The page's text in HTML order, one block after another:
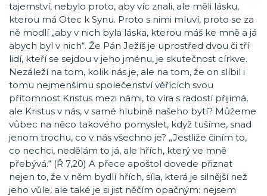
tajemství, nebylo proto, aby víc znali, ale měli lásku,
kterou má Otec k Synu. Proto s nimi mluví, proto se za
ně modlí „aby v nich byla láska, kterou máš ke mně a já
abych byl v nich“. Že Pán Ježíš je uprostřed dvou či tří
lidí, kteří se sejdou v jeho jménu, je skutečnost církve.
Nezáleží na tom, kolik nás je, ale na tom, že on slíbil i
tomu nejmenšímu společenství věřících svou
přítomnost Kristus mezi námi, to víra s radostí přijímá,
ale Kristus v nás, v samé hlubině našeho bytí? Můžeme
vůbec na něco takového pomyslet, když tušíme, snad
jenom trochu, co v nás všechno je? „Jestliže činím to,
co nechci, nedělám to já, ale hřích, který ve mně
přebývá.“ (Ř 7,20) A přece apoštol dovede přiznat
nejen to, že v něm bydlí hřích, síla, která je silnější než
jeho vůle, ale také je si jist něčím opačným: nejsem